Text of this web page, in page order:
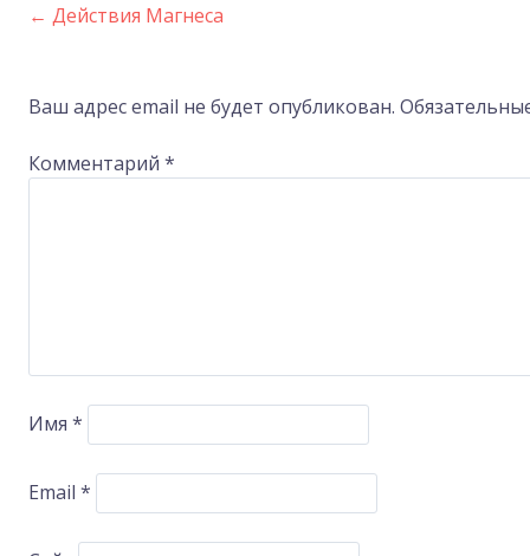
Post
navigation
← Действия Магнеса
Ваш адрес email не будет опубликован.
Комментарий *
Имя *
Email *